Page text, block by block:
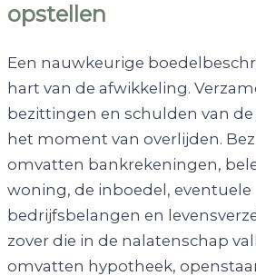
opstellen
Een nauwkeurige
hart van de afwikkeling.
bezittingen en schulden van
het moment van overlijden.
omvatten bankrekeningen,
woning, de inboedel, eventuele
bedrijfsbelangen en
zover die in de nalatenschap
omvatten hypotheek,